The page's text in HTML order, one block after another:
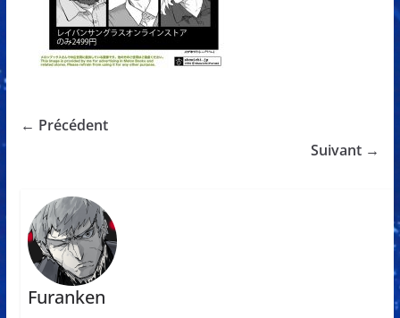
← Précédent
Suivant →
Furanken